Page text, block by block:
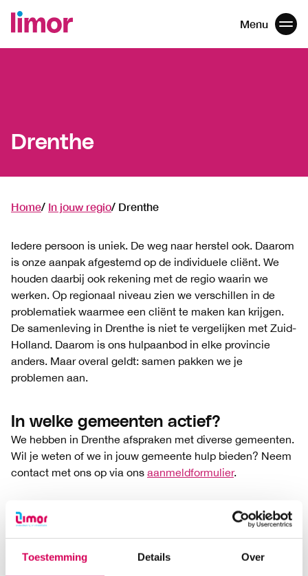
Toestemming Details Over
Navigatie
overslaan
Menu
Drenthe
Home In jouw regio Drenthe
Iedere persoon is uniek. De weg naar herstel ook. Daarom
is onze aanpak afgestemd op de individuele cliënt. We
houden daarbij ook rekening met de regio waarin we
werken. Op regionaal niveau zien we verschillen in de
problematiek waarmee een cliënt te maken kan krijgen.
De samenleving in Drenthe is niet te vergelijken met Zuid-
Holland. Daarom is ons hulpaanbod in elke provincie
anders. Maar overal geldt: samen pakken we je
problemen aan.
In welke gemeenten actief?
We hebben in Drenthe afspraken met diverse gemeenten.
Wil je weten of we in jouw gemeente hulp bieden? Neem
contact met ons op via ons aanmeldformulier.
Aanmelden? Zorgindicatie
gemeente nodig. Neem hiervoor contact op met je
gemeente. Weet je niet hoe je een zorgindicatie kunt